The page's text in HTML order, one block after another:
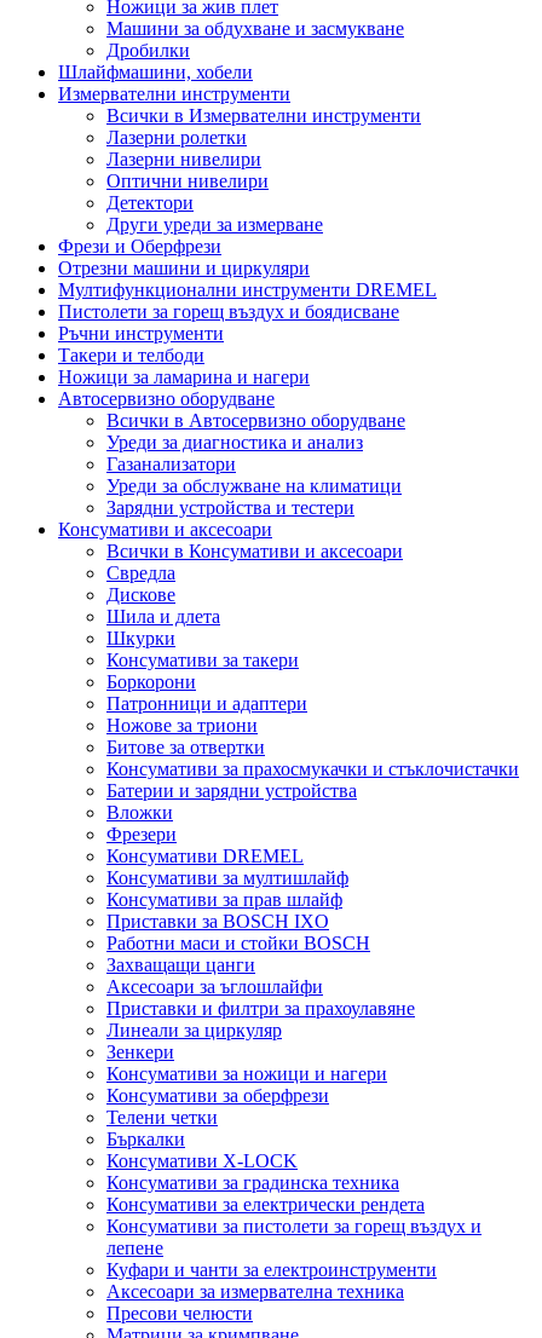
Ножици за жив плет
Машини за обдухване и засмукване
Дробилки
Шлайфмашини, хобели
Измервателни инструменти
Всички в Измервателни инструменти
Лазерни ролетки
Лазерни нивелири
Оптични нивелири
Детектори
Други уреди за измерване
Фрези и Оберфрези
Отрезни машини и циркуляри
Мултифункционални инструменти DREMEL
Пистолети за горещ въздух и боядисване
Ръчни инструменти
Такери и телбоди
Ножици за ламарина и нагери
Автосервизно оборудване
Всички в Автосервизно оборудване
Уреди за диагностика и анализ
Газанализатори
Уреди за обслужване на климатици
Зарядни устройства и тестери
Консумативи и аксесоари
Всички в Консумативи и аксесоари
Свредла
Дискове
Шила и длета
Шкурки
Консумативи за такери
Боркорони
Патронници и адаптери
Ножове за триони
Битове за отвертки
Консумативи за прахосмукачки и стъклочистачки
Батерии и зарядни устройства
Вложки
Фрезери
Консумативи DREMEL
Консумативи за мултишлайф
Консумативи за прав шлайф
Приставки за BOSCH IXO
Работни маси и стойки BOSCH
Захващащи цанги
Аксесоари за ъглошлайфи
Приставки и филтри за прахоулавяне
Линеали за циркуляр
Зенкери
Консумативи за ножици и нагери
Консумативи за оберфрези
Телени четки
Бъркалки
Консумативи X-LOCK
Консумативи за градинска техника
Консумативи за електрически рендета
Консумативи за пистолети за горещ въздух и
лепене
Куфари и чанти за електроинструменти
Аксесоари за измервателна техника
Пресови челюсти